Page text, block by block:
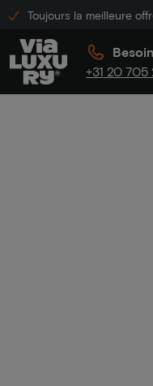
Toujours la meilleure
+31 20 705